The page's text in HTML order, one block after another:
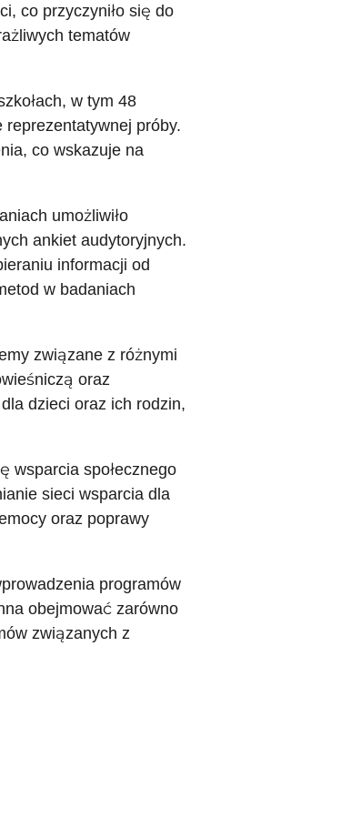
co przyczyniło się do
tematów
w tym 48
próby.
co wskazuje na
umożliwiło
ankiet audytoryjnych.
informacji od
w badaniach
związane z różnymi
oraz
dzieci oraz ich rodzin,
wsparcia społecznego
sieci wsparcia dla
oraz poprawy
programów
obejmować zarówno
związanych z